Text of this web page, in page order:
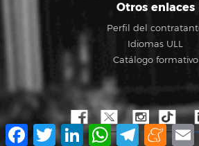
Otros enlaces
Perfil del
Idiomas ULL
Catálogo formativo
Facebook
TwitterLinkedInWhatsApp
Telegram